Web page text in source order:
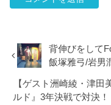
背伸びをして
飯塚雅弓/岩男
【ゲスト洲崎綾・津
ルド』3年決戦で対決